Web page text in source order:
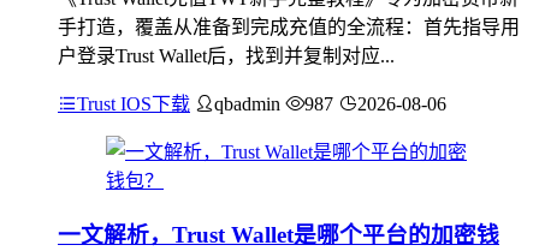
手打造，覆盖从准备到完成充值的全流程：首先指导用
户登录Trust Wallet后，找到并复制对应...
Trust IOS下载 qbadmin 987 2026-08-06
一文解析，Trust Wallet是哪个平台的加密钱